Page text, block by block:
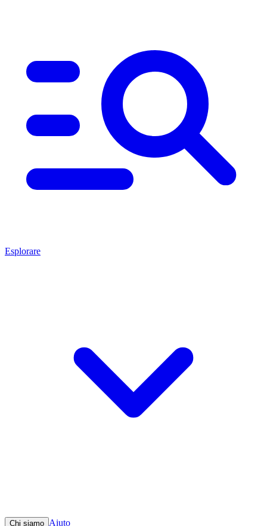
Esplorare
Chi siamo Aiuto